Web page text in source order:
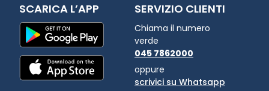
SCARICA L’APP SERVIZIO CLIENTI
Chiama il numero
verde
045 7862000
oppure
scrivici su Whatsapp